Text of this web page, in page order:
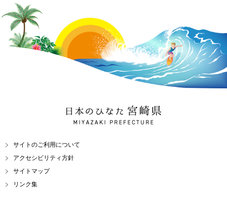
日本のひなた 宮崎県
MIYAZAKI PREFECTURE
サイトのご利用について
アクセシビリティ方針
サイトマップ
リンク集